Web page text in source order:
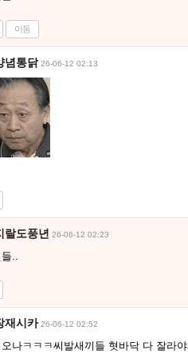
이동
념통닭 26-06-12 02:13
랄도풍년 26-06-12 02:23
..
재시카 26-06-12 02:52
오나ㅋㅋㅋ씨발새끼들 혓바닥 다 잘라